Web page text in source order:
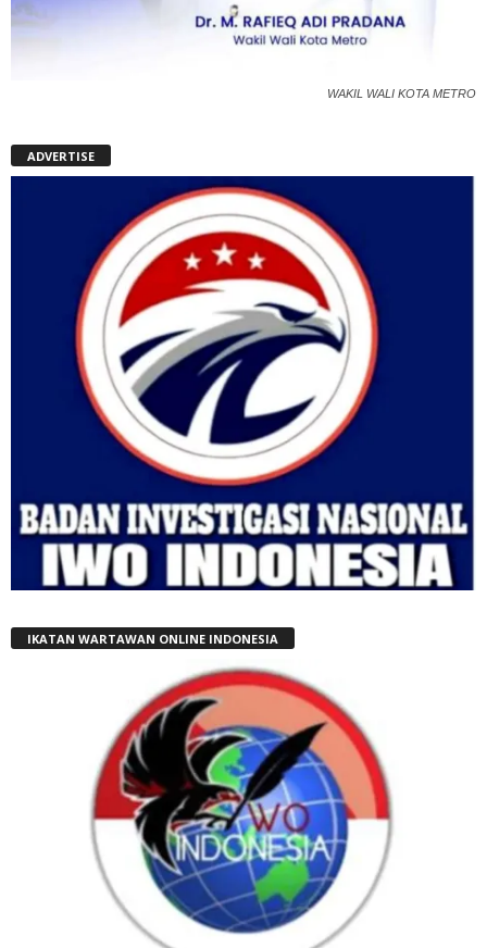
WAKIL WALI KOTA METRO
ADVERTISE
IKATAN WARTAWAN ONLINE INDONESIA